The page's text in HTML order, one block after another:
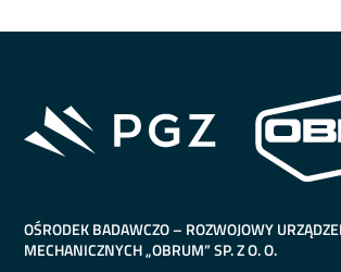
OŚRODEK BADAWCZO – ROZWOJOWY
MECHANICZNYCH „OBRUM” SP. Z O. O.